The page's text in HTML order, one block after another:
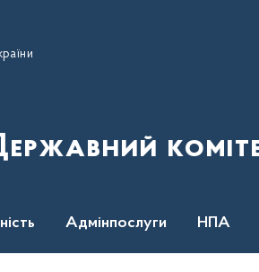
Адмінпослуги НПА